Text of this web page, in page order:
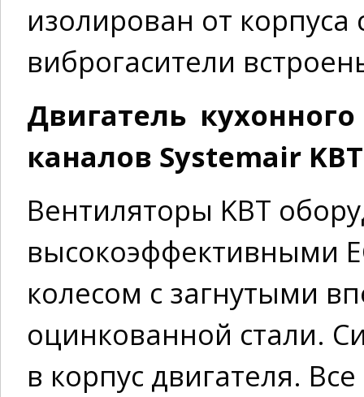
изолирован от
виброгасители
Двигатель
каналов Systemair KBT
Вентиляторы KBТ
высокоэффективными
колесом с загнутыми
оцинкованной стали.
в корпус двигателя.